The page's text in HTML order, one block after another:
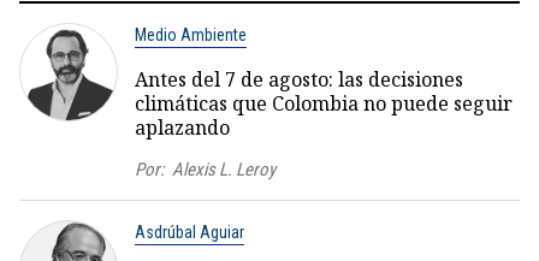
Medio Ambiente
Antes del 7 de agosto: las decisiones
climáticas que Colombia no puede seguir
aplazando
Por: Alexis L. Leroy
Asdrúbal Aguiar